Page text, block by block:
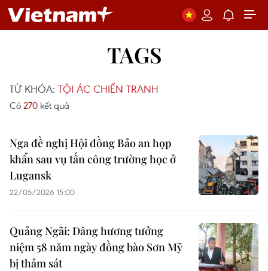
TAGS
TỪ KHÓA: TỘI ÁC CHIẾN TRANH
Có 270 kết quả
Nga đề nghị Hội đồng Bảo an họp
khẩn sau vụ tấn công trường học ở
Lugansk
22/05/2026 15:00
Quảng Ngãi: Dâng hương tưởng
niệm 58 năm ngày đồng bào Sơn Mỹ
bị thảm sát